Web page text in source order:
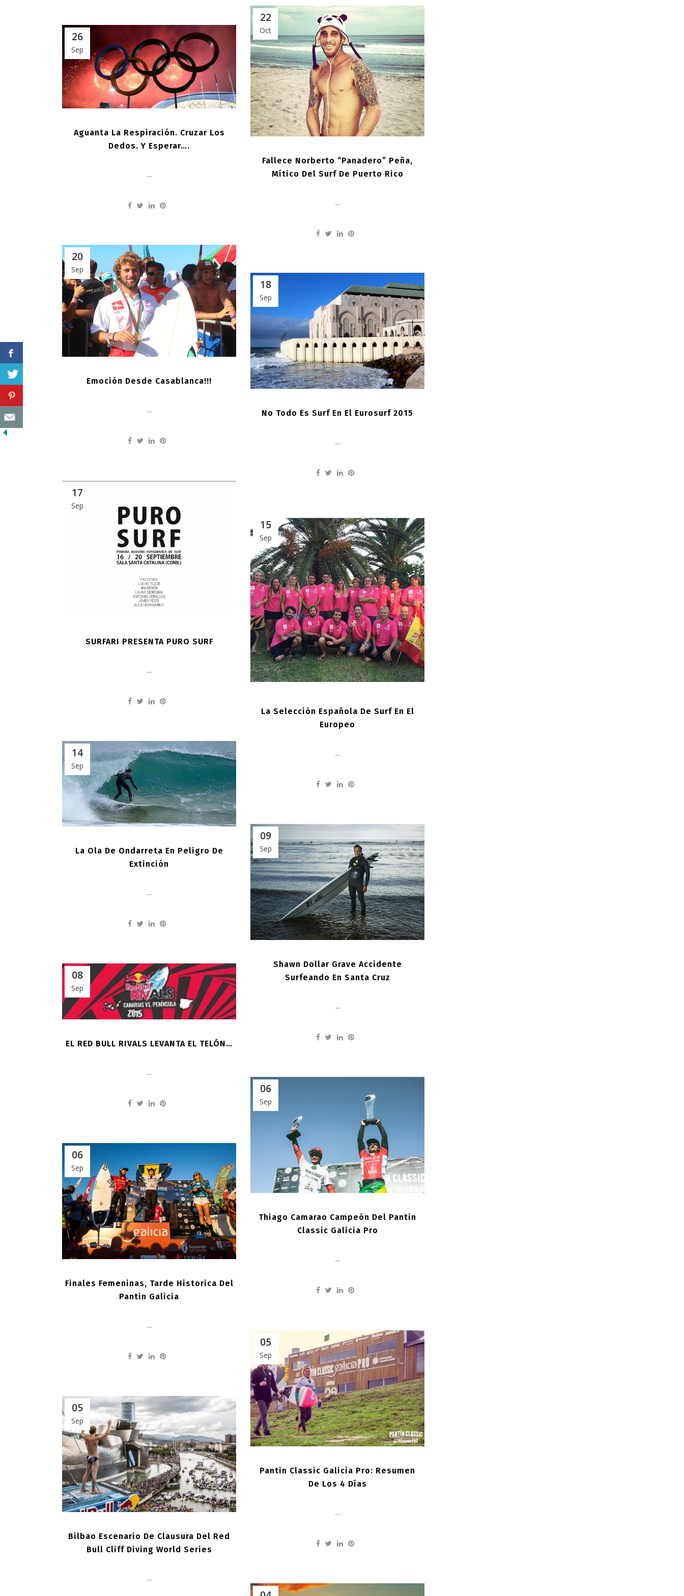
22
Oct
Fallece Norberto “Panadero” Peña,
Mítico Del Surf De Puerto Rico
...
26
Sep
Aguanta La Respiración. Cruzar Los
Dedos. Y Esperar….
...
20
Sep
Emoción Desde Casablanca!!!
...
18
Sep
No Todo Es Surf En El Eurosurf 2015
...
17
Sep
SURFARI PRESENTA PURO SURF
...
15
Sep
La Selección Española De Surf En El
Europeo
...
14
Sep
La Ola De Ondarreta En Peligro De
Extinción
...
09
Sep
Shawn Dollar Grave Accidente
Surfeando En Santa Cruz
...
08
Sep
EL RED BULL RIVALS LEVANTA EL TELÓN…
...
06
Sep
Thiago Camarao Campeón Del Pantin
Classic Galicia Pro
...
06
Sep
Finales Femeninas, Tarde Historica Del
Pantin Galicia
...
05
Sep
Pantin Classic Galicia Pro: Resumen
De Los 4 Días
...
05
Sep
Bilbao Escenario De Clausura Del Red
Bull Cliff Diving World Series
...